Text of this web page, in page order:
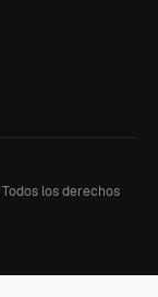
Todos los derechos